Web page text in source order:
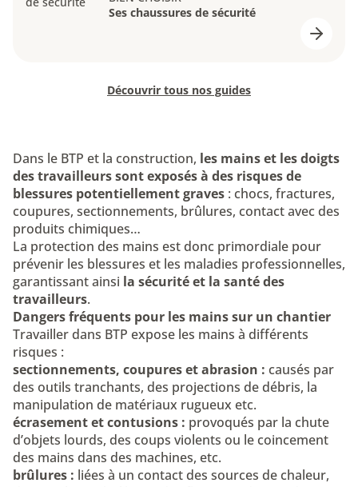
Ses chaussures de sécurité
Découvrir tous nos guides
Dans le BTP et la construction, les mains et les doigts
des travailleurs sont exposés à des risques de
blessures potentiellement graves : chocs, fractures,
coupures, sectionnements, brûlures, contact avec des
produits chimiques…
La protection des mains est donc primordiale pour
prévenir les blessures et les maladies professionnelles,
garantissant ainsi la sécurité et la santé des
travailleurs.
Dangers fréquents pour les mains sur un chantier
Travailler dans BTP expose les mains à différents
risques :
sectionnements, coupures et abrasion : causés par
des outils tranchants, des projections de débris, la
manipulation de matériaux rugueux etc.
écrasement et contusions : provoqués par la chute
d’objets lourds, des coups violents ou le coincement
des mains dans des machines, etc.
brûlures : liées à un contact des sources de chaleur,